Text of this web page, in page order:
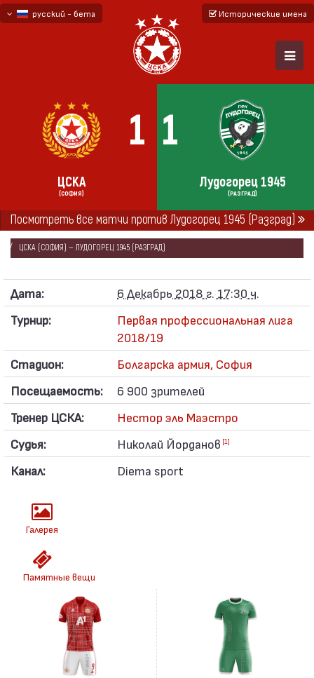
русский - бета
Исторические имена
1 1
ЦСКА
(СОФИЯ)
Лудогорец 1945
(РАЗГРАД)
Посмотреть все матчи против Лудогорец 1945 (Разград)
ГЛАВНАЯ СЕЗОНЫ
2018/19
ПЕРВАЯ ПРОФЕССИОНАЛЬНАЯ ЛИГА 2018/19
ЦСКА (СОФИЯ) — ЛУДОГОРЕЦ 1945 (РАЗГРАД)
Дата:
6 Декабрь 2018 г. 17:30 ч.
Турнир:
Первая профессиональная лига
2018/19
Стадион:
Болгарска армия, София
Посещаемость:
6 900 зрителей
Тренер ЦСКА:
Нестор эль Маэстро
Судья:
Николай Йорданов [1]
Канал: Diema sport
Галерея
Памятные вещи